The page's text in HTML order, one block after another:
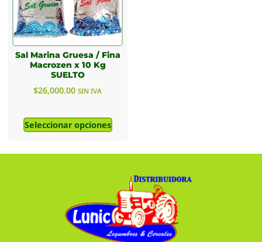
Sal Marina Gruesa / Fina
Macrozen x 10 Kg
SUELTO
$26,000.00 SIN IVA
Seleccionar opciones